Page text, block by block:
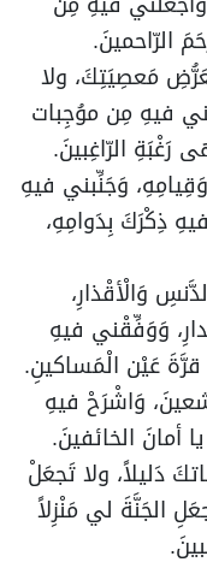
الرّاحمينَ.
مَعصِيَتِكَ، ولا
فيهِ مِن موُجِبات
الرّاغِبينَ.
وَجَنِّبني فيهِ
ذِكْرَكَ بِدَوامِهِ،
وَالْأقْذارِ،
وَوَفِّقْني فيهِ
قرَّةَ عَيْن الْمَساكينِ.
وَاشْرَحْ فيهِ
أمانَ الخائفينَ.
دَليلاً، ولا تَجعَلْ
الجَنَّةَ لي مَنْزِلاً